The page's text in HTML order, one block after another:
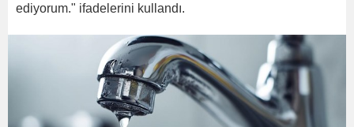
ediyorum." ifadelerini kullandı.